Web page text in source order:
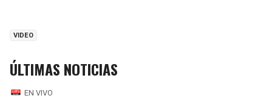
VIDEO
ÚLTIMAS NOTICIAS
EN VIVO